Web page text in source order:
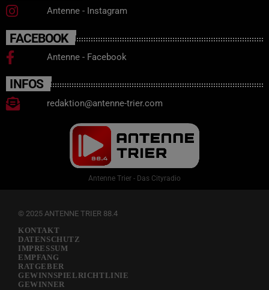
Antenne - Instagram
FACEBOOK
Antenne - Facebook
INFOS
redaktion@antenne-trier.com
Antenne Trier - Das Cityradio
© 2025 ANTENNE TRIER 88.4
KONTAKT
DATENSCHUTZ
IMPRESSUM
EMPFANG
RATGEBER
GEWINNSPIELRICHTLINIE
GEWINNER